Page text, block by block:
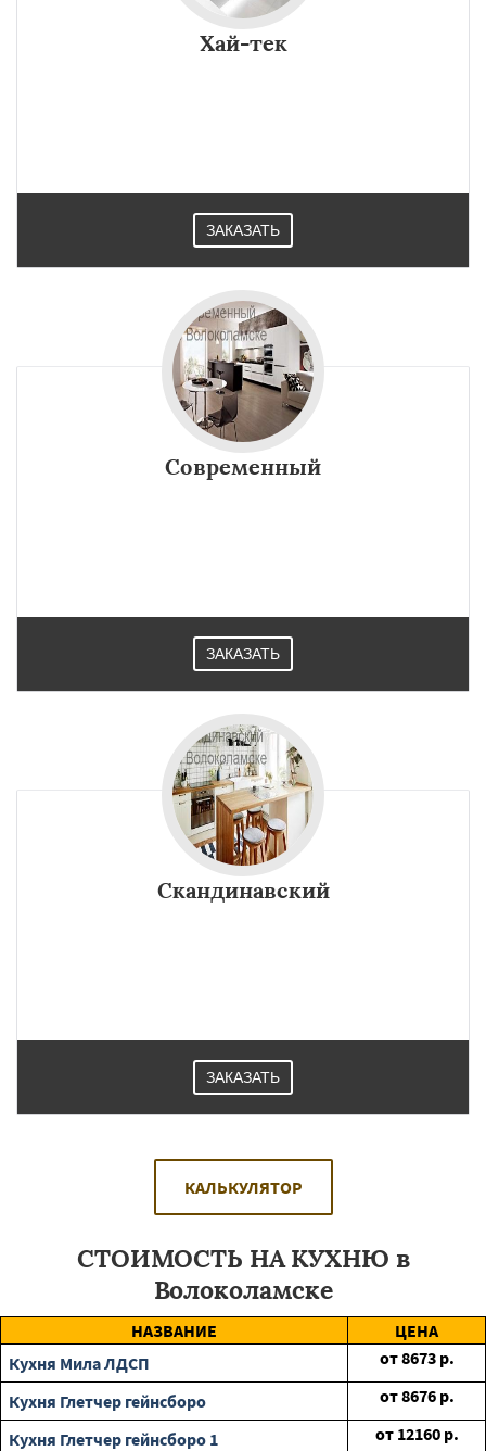
Хай-тек
ЗАКАЗАТЬ
Современный
ЗАКАЗАТЬ
Скандинавский
ЗАКАЗАТЬ
КАЛЬКУЛЯТОР
СТОИМОСТЬ НА КУХНЮ в
Волоколамске
НАЗВАНИЕ
ЦЕНА
Кухня Мила ЛДСП
от8673 р.
Кухня Глетчер гейнсборо
от8676 р.
Кухня Глетчер гейнсборо 1
от 12160 р.